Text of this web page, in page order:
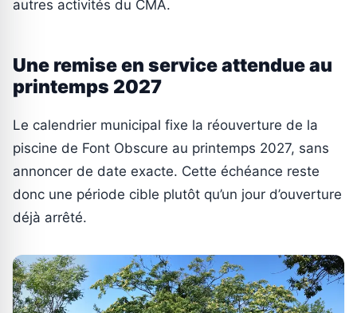
autres activités du CMA.
Une remise en service attendue au
printemps 2027
Le calendrier municipal fixe la réouverture de la
piscine de Font Obscure au printemps 2027, sans
annoncer de date exacte. Cette échéance reste
donc une période cible plutôt qu’un jour d’ouverture
déjà arrêté.